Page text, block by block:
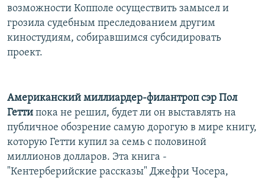
возможности Копполе осуществить замысел и
грозила судебным преследованием другим
киностудиям, собиравшимся субсидировать
проект.
Американский миллиардер-филантроп сэр Пол
Гетти пока не решил, будет ли он выставлять на
публичное обозрение самую дорогую в мире книгу,
которую Гетти купил за семь с половиной
миллионов долларов. Эта книга -
"Кентерберийские рассказы" Джефри Чосера,